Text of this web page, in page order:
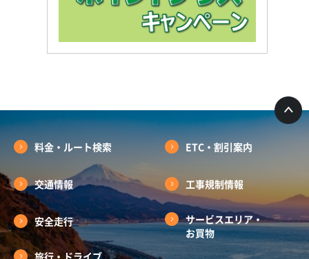
料金・ルート検索 ETC・割引案内
交通情報 工事規制情報
安全走行
サービスエリア・
お買物
旅行・ドライブ